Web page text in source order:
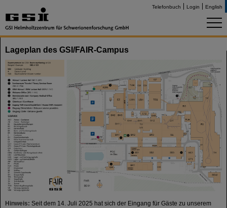
Telefonbuch Login English
Lageplan des GSI/FAIR-Campus
Hinweis: Seit dem 14. Juli 2025 hat sich der Eingang für Gäste zu unserem